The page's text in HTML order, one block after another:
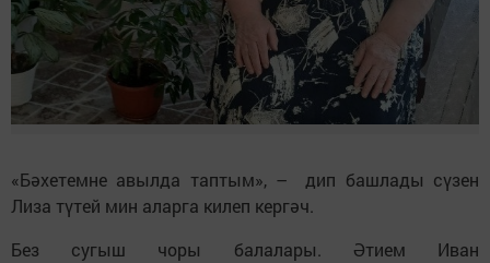
«Бәхетемне авылда таптым», – дип башлады сүзен
Лиза түтей мин аларга килеп кергәч.
Без сугыш чоры балалары. Әтием Иван